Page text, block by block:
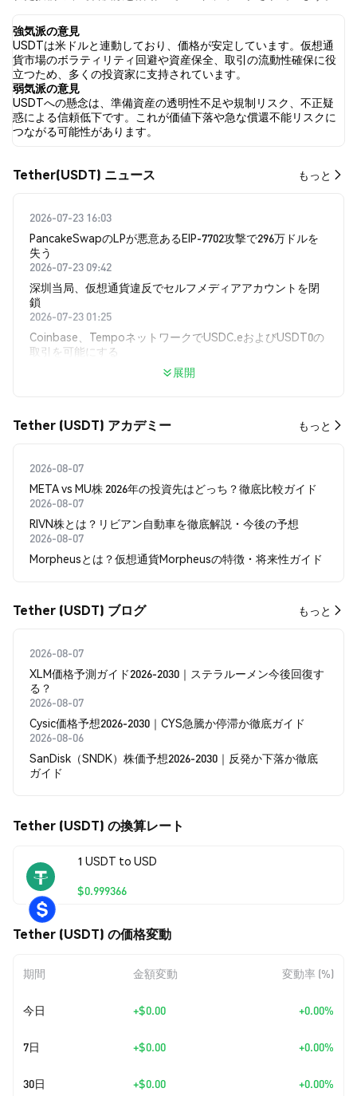
感情は 強気 でした。 最後に、USDT に関するニュース記事が 0 件
公開されました。 Twitterでは、45.05% のツイートが強気の感情
を示し、4.59% のツイートが弱気の感情を示しました。 50.36% の
ツイートは USDT に対して中立的でした。 これらの感情分析は
1263 件のツイートに基づいています。
強気派の意見
USDTは米ドルと連動しており、価格が安定しています。仮想通
貨市場のボラティリティ回避や資産保全、取引の流動性確保に役
立つため、多くの投資家に支持されています。
弱気派の意見
USDTへの懸念は、準備資産の透明性不足や規制リスク、不正疑
惑による信頼低下です。これが価値下落や急な償還不能リスクに
つながる可能性があります。
Tether(USDT) ​​ニュース​​ もっと
2026-07-23 16:03
PancakeSwapのLPが悪意あるEIP-7702攻撃で296万ドルを
失う
2026-07-23 09:42
深圳当局、仮想通貨違反でセルフメディアアカウントを閉
鎖
2026-07-23 01:25
Coinbase、TempoネットワークでUSDC.eおよびUSDT0の
取引を可能にする
展開
Tether (USDT) アカデミー もっと
2026-08-07
META vs MU株 2026年の投資先はどっち？徹底比較ガイド
2026-08-07
RIVN株とは？リビアン自動車を徹底解説・今後の予想
2026-08-07
Morpheusとは？仮想通貨Morpheusの特徴・将来性ガイド
Tether (USDT) ブログ もっと
2026-08-07
XLM価格予測ガイド2026-2030｜ステラルーメン今後回復す
る？
2026-08-07
Cysic価格予想2026-2030｜CYS急騰か停滞か徹底ガイド
2026-08-06
SanDisk（SNDK）株価予想2026-2030｜反発か下落か徹底
ガイド
Tether (USDT) の換算レート
1 USDT to USD
$0.999366
Tether (USDT) の価格変動
期間 金額変動 変動率 (%)
今日 +$0.00 +0.00%
7日 +$0.00 +0.00%
30日 +$0.00 +0.00%